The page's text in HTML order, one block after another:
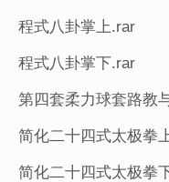
程式八卦掌上.rar
程式八卦掌下.rar
第四套柔力球套路教
简化二十四式太极拳
简化二十四式太极拳